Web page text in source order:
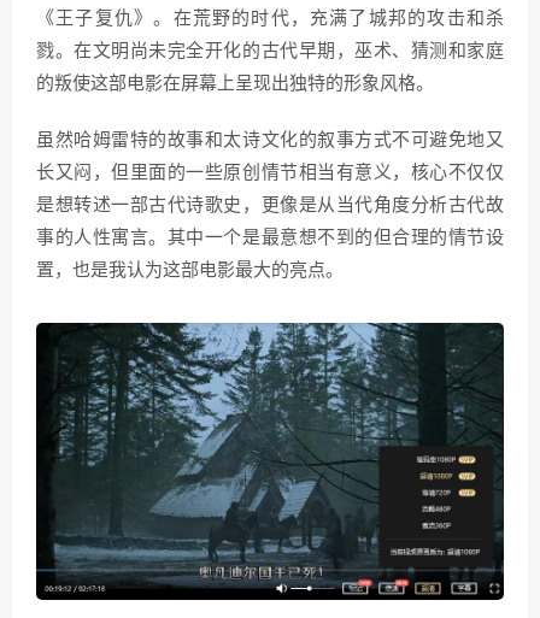
《王子复仇》。在荒野的时代，充满了城邦的攻击和杀
戮。在文明尚未完全开化的古代早期，巫术、猜测和家庭
的叛使这部电影在屏幕上呈现出独特的形象风格。
虽然哈姆雷特的故事和太诗文化的叙事方式不可避免地又
长又闷，但里面的一些原创情节相当有意义，核心不仅仅
是想转述一部古代诗歌史，更像是从当代角度分析古代故
事的人性寓言。其中一个是最意想不到的但合理的情节设
置，也是我认为这部电影最大的亮点。